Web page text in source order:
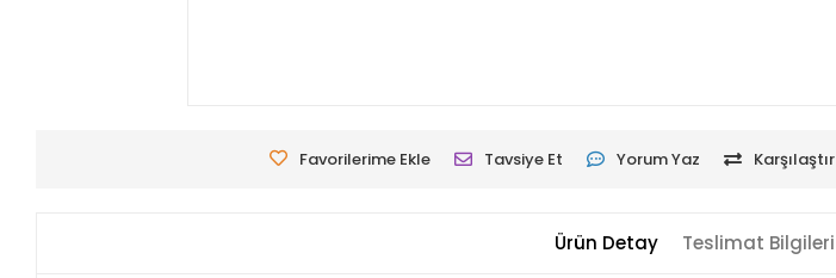
Favorilerime Ekle Tavsiye Et Yorum Yaz Karşılaştır
Ürün Detay Teslimat Bilgileri